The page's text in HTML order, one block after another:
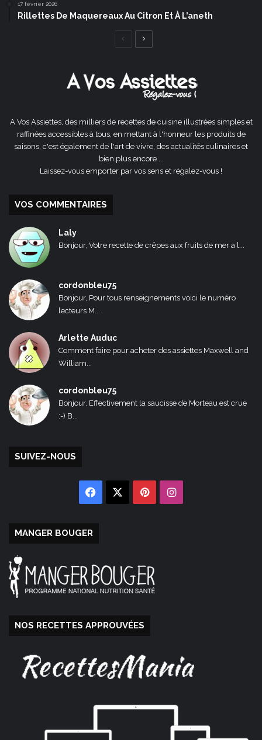
17 février 2026
Rillettes De Maquereaux Au Citron Et À L’aneth
Page
A Vos Assiettes, des milliers de recettes de cuisine illustrées simples et
raffinées accessibles à tous, en mettant à l'honneur les produits de
saisons, c'est également de l'art de vivre, des actualités culinaires et
bien plus encore ...
Laissez-vous emporter par vos sens et régalez-vous !
VOS COMMENTAIRES
Laly
Bonjour, Votre recette de crêpes aux fruits de mer a l...
cordonbleu75
Bonjour, Pour tous renseignements voici le numéro
lecteurs M...
Arlette Auduc
Comment faire pour acheter des assiettes Maxwell and
William...
cordonbleu75
Bonjour, Effectivement la saucisse de Morteau est crue
:-) B...
SUIVEZ-NOUS
Facebook PinterestInstagram
MANGER BOUGER
NOS RECETTES APPROUVÉES